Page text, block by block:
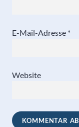
E-Mail-Adresse *
Website